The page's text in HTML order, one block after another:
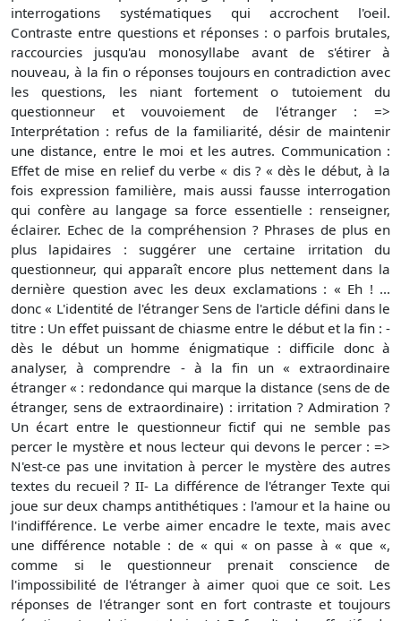
interrogations systématiques qui accrochent l'oeil.
Contraste entre questions et réponses : o parfois brutales,
raccourcies jusqu'au monosyllabe avant de s'étirer à
nouveau, à la fin o réponses toujours en contradiction avec
les questions, les niant fortement o tutoiement du
questionneur et vouvoiement de l'étranger : =>
Interprétation : refus de la familiarité, désir de maintenir
une distance, entre le moi et les autres. Communication :
Effet de mise en relief du verbe « dis ? « dès le début, à la
fois expression familière, mais aussi fausse interrogation
qui confère au langage sa force essentielle : renseigner,
éclairer. Echec de la compréhension ? Phrases de plus en
plus lapidaires : suggérer une certaine irritation du
questionneur, qui apparaît encore plus nettement dans la
dernière question avec les deux exclamations : « Eh ! ...
donc « L'identité de l'étranger Sens de l'article défini dans le
titre : Un effet puissant de chiasme entre le début et la fin : -
dès le début un homme énigmatique : difficile donc à
analyser, à comprendre - à la fin un « extraordinaire
étranger « : redondance qui marque la distance (sens de de
étranger, sens de extraordinaire) : irritation ? Admiration ?
Un écart entre le questionneur fictif qui ne semble pas
percer le mystère et nous lecteur qui devons le percer : =>
N'est-ce pas une invitation à percer le mystère des autres
textes du recueil ? II- La différence de l'étranger Texte qui
joue sur deux champs antithétiques : l'amour et la haine ou
l'indifférence. Le verbe aimer encadre le texte, mais avec
une différence notable : de « qui « on passe à « que «,
comme si le questionneur prenait conscience de
l'impossibilité de l'étranger à aimer quoi que ce soit. Les
réponses de l'étranger sont en fort contraste et toujours